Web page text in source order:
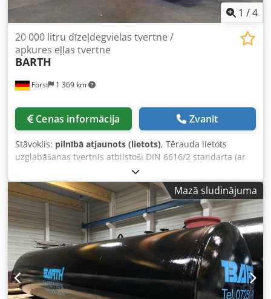
1 /4
Forst 1 369 km
20 000 litru dīzeļdegvielas tvertne /
apkures eļļas tvertne
BARTH
Cenas informācija Zvanīt
Stāvoklis: pilnībā atjaunots (lietots), Tērauda lietots
uzglabāšanas tvertnis atbilstoši DIN 6616/2 standarta (ar
pārbaudes sertifikātu), dubultsienu, paredzēts
uzglabāšanai virs zemes, ar segliem, 1 lūku, vizuālu
noplūdes signalizatoru, līmeņa slēdzi un pilnu tvertnes
armējuma komplektu, kas sastāv no: - 3 collu pildīšanas
caurules ar TW vāku - 1 collu mērīšanas caurules ar
mērlenti - Sūkšanas kombi Euroflex 3 (maks. 150 l/stundā) -
1 ventilācijas atzars 2 collas ar ventilācijas vāciņu. Dedevm
Uttspfx Aptjkr Tvertne rūpnīcā tiek aprīkota ar iepriekš
minētajām armatūrām un ir iekšēji iztīrīta. Tilpums: 20 000
litru Diametrs: 2 000 mm Garums: apm. 6 860 mm Svars:
Mazā sludinājuma